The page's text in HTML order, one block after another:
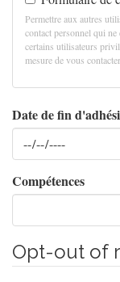
Permettre aux autres
contact personnel qui
certains utilisateurs
mesure de vous
Date de fin
Date
Compétences
Opt-out of